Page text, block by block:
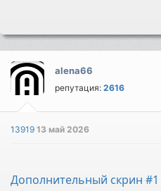
alena66
репутация:2616
1391913 май 2026
Дополнительный скрин #1